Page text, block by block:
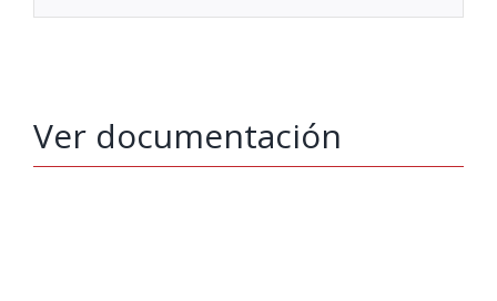
Ver documentación